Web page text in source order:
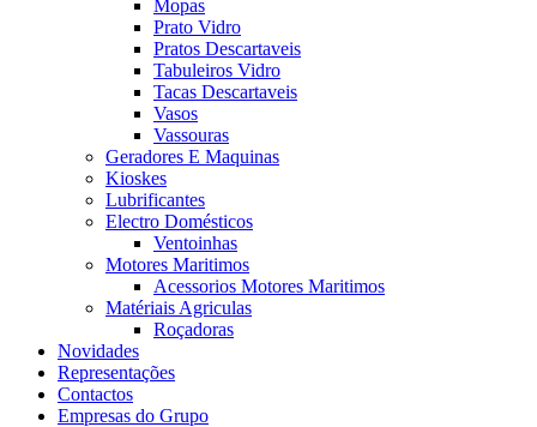
Mopas
Prato Vidro
Pratos Descartaveis
Tabuleiros Vidro
Tacas Descartaveis
Vasos
Vassouras
Geradores E Maquinas
Kioskes
Lubrificantes
Electro Domésticos
Ventoinhas
Motores Maritimos
Acessorios Motores Maritimos
Matériais Agriculas
Roçadoras
Novidades
Representações
Contactos
Empresas do Grupo